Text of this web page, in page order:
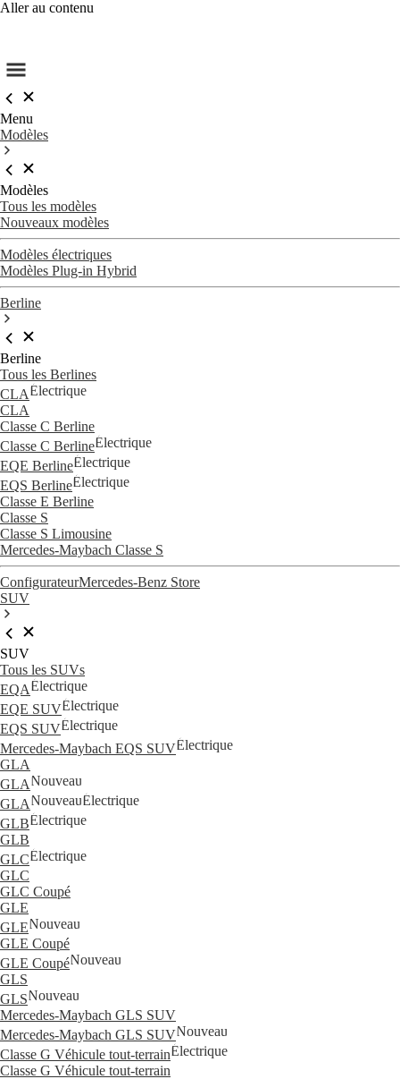
Aller au contenu
Menu
Modèles
Modèles
Tous les modèles
Nouveaux modèles
Modèles électriques
Modèles Plug-in Hybrid
Berline
Berline
Tous les Berlines
CLAÉlectrique
CLA
Classe C Berline
Classe C BerlineÉlectrique
EQE BerlineÉlectrique
EQS BerlineÉlectrique
Classe E Berline
Classe S
Classe S Limousine
Mercedes-Maybach Classe S
ConfigurateurMercedes-Benz Store
SUV
SUV
Tous les SUVs
EQAÉlectrique
EQE SUVÉlectrique
EQS SUVÉlectrique
Mercedes-Maybach EQS SUVÉlectrique
GLA
GLANouveau
GLANouveauÉlectrique
GLBÉlectrique
GLB
GLCÉlectrique
GLC
GLC Coupé
GLE
GLENouveau
GLE Coupé
GLE CoupéNouveau
GLS
GLSNouveau
Mercedes-Maybach GLS SUV
Mercedes-Maybach GLS SUVNouveau
Classe G Véhicule tout-terrainÉlectrique
Classe G Véhicule tout-terrain